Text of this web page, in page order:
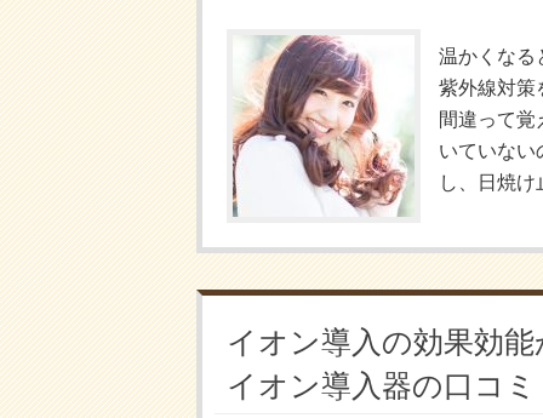
温かくなる
紫外線対策
間違って
いていない
し、日焼
イオン導入の効果効
イオン導入器の口コミ